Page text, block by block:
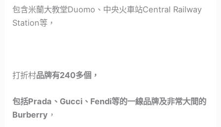
包含米蘭大教堂Duomo、中央火車站Central Railway
Station等，
打折村品牌有240多個，
包括Prada、Gucci、Fendi等的一線品牌及非常大間的
Burberry ，